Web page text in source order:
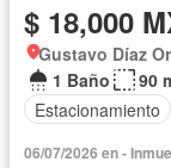
$ 18,000
Gustavo Díaz
1 Baño
90
Estacionamiento
06/07/2026 en -